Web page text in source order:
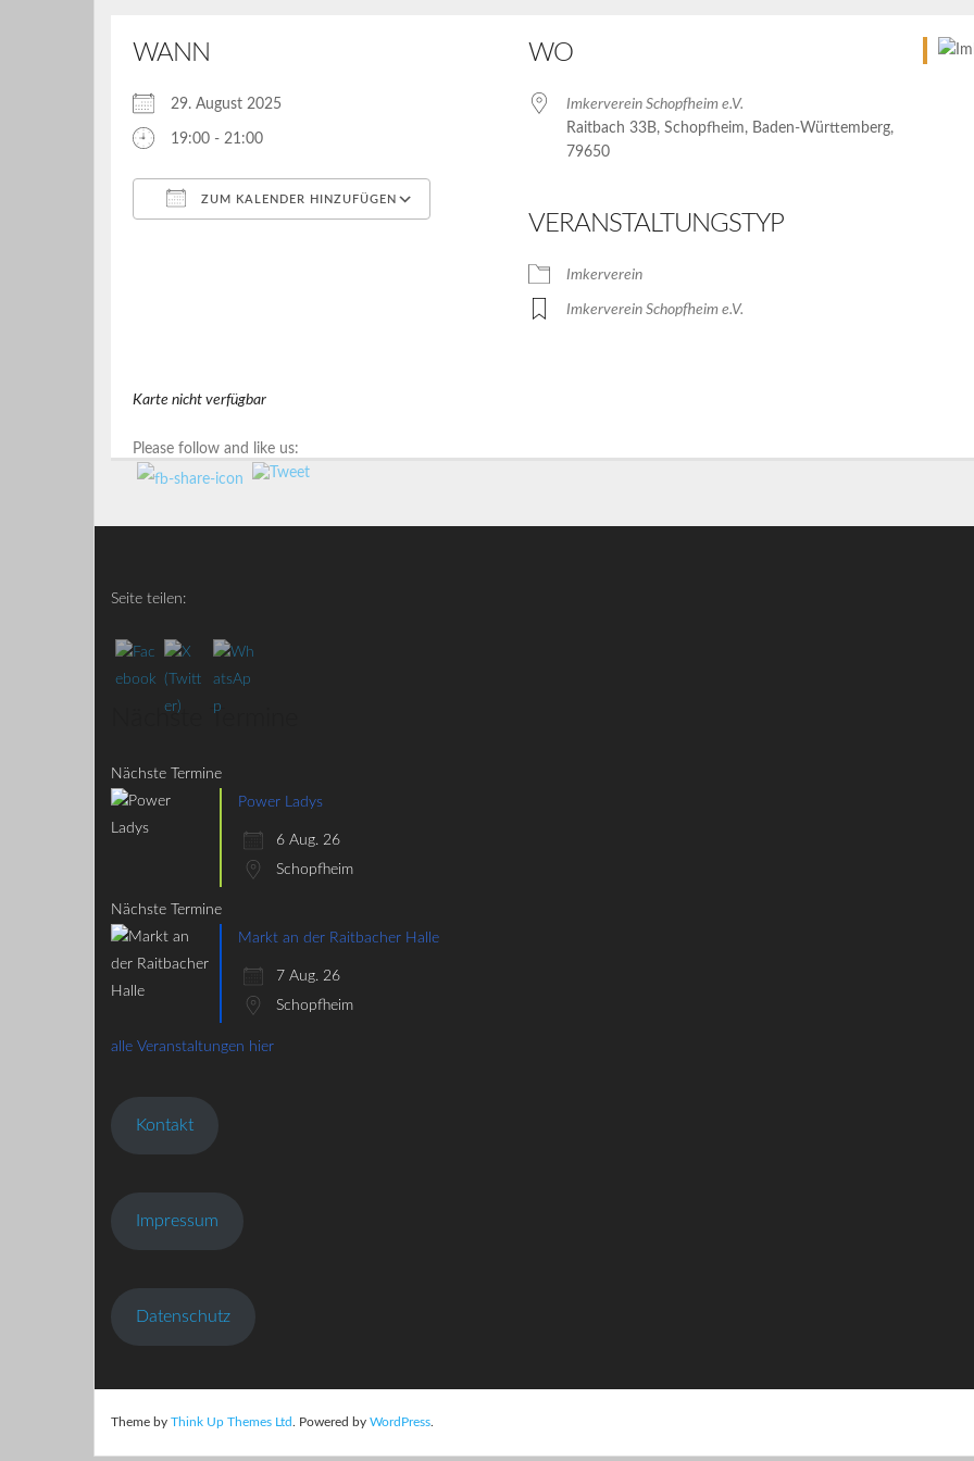
WANN
29. August 2025
19:00 - 21:00
ZUM KALENDER HINZUFÜGEN
WO
Imkerverein Schopfheim e.V.
Raitbach 33B, Schopfheim, Baden-Württemberg,
79650
VERANSTALTUNGSTYP
Imkerverein
Imkerverein Schopfheim e.V.
Karte nicht verfügbar
Please follow and like us:
Seite teilen:
Nächste Termine
Nächste Termine
Power Ladys
6 Aug. 26
Schopfheim
Nächste Termine
Markt an der Raitbacher Halle
7 Aug. 26
Schopfheim
alle Veranstaltungen hier
Kontakt
Impressum
Datenschutz
Theme by Think Up Themes Ltd . Powered by WordPress